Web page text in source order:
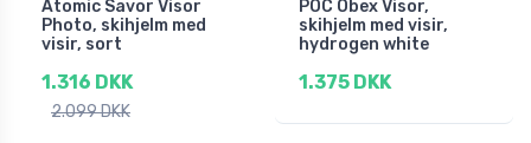
Atomic Savor Visor
Photo, skihjelm med
visir, sort
1.316 DKK
2.099 DKK
POC Obex Visor,
skihjelm med visir,
hydrogen white
1.375 DKK